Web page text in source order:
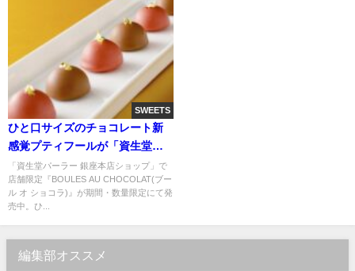
SWEETS
ひと⼝サイズのチョコレート新
感覚プティフールが「資生堂パ
ーラー 銀座本店ショップ」で期
間・数量限定販売中
「資生堂パーラー 銀座本店ショップ」で
店舗限定『BOULES AU CHOCOLAT(ブー
ル オ ショコラ)』が期間・数量限定にて発
売中。ひ...
編集部オススメ